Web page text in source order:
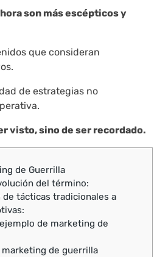
son más escépticos y
que consideran
de estrategias no
visto, sino de ser recordado.
de Guerrilla
del término:
de tácticas tradicionales a
de marketing de
de guerrilla